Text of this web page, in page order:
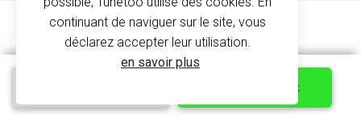
PERSONNALISER
continuant de naviguer sur le site, vous
déclarez accepter leur utilisation.
en savoir plus